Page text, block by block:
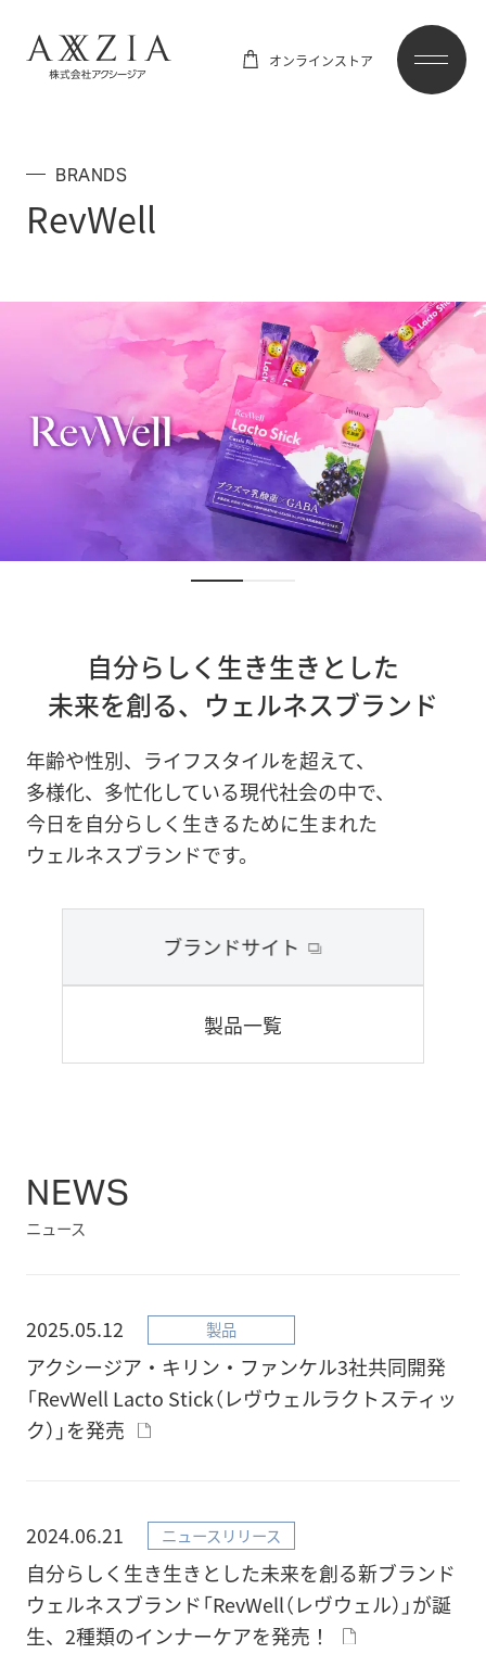
オンラインストア
BRANDS
RevWell
自分らしく生き生きとした
未来を創る、 ウェルネスブランド
年齢や性別、ライフスタイルを超えて、
多様化、多忙化している現代社会の中で、
今日を自分らしく生きるために生まれた
ウェルネスブランドです。
ブランドサイト
製品一覧
NEWS
ニュース
2025.05.12 製品
アクシージア・キリン・ファンケル3社共同開発
「RevWell Lacto Stick（レヴウェルラクトスティッ
ク）」を発売
2024.06.21 ニュースリリース
自分らしく生き生きとした未来を創る新ブランド
ウェルネスブランド「RevWell（レヴウェル）」が誕
生、2種類のインナーケアを発売！